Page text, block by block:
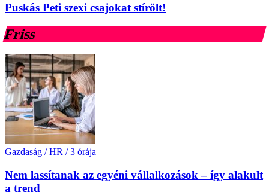
Puskás Peti szexi csajokat stírölt!
Friss
Gazdaság / HR / 3 órája
Nem lassítanak az egyéni vállalkozások – így alakult
a trend